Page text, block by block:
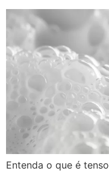
Entenda o que é